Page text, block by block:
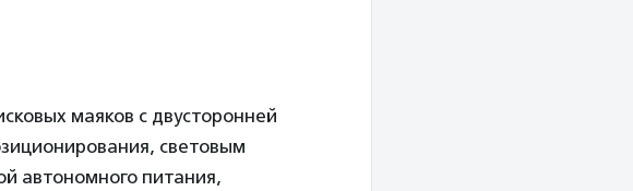
маяков с двусторонней
световым
автономного питания,